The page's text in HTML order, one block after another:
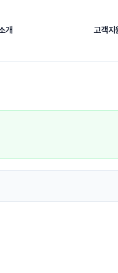
개 고객지
니다. 산업 현장의 계측·기록·